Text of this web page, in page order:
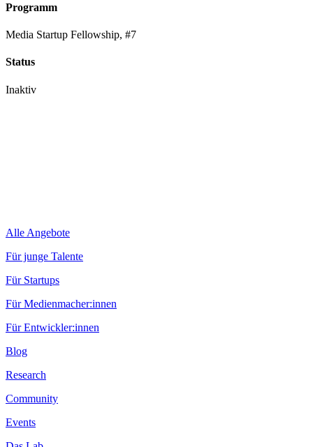
Programm
Media Startup Fellowship, #7
Status
Inaktiv
Alle Angebote
Für junge Talente
Für Startups
Für Medienmacher:innen
Für Entwickler:innen
Blog
Research
Community
Events